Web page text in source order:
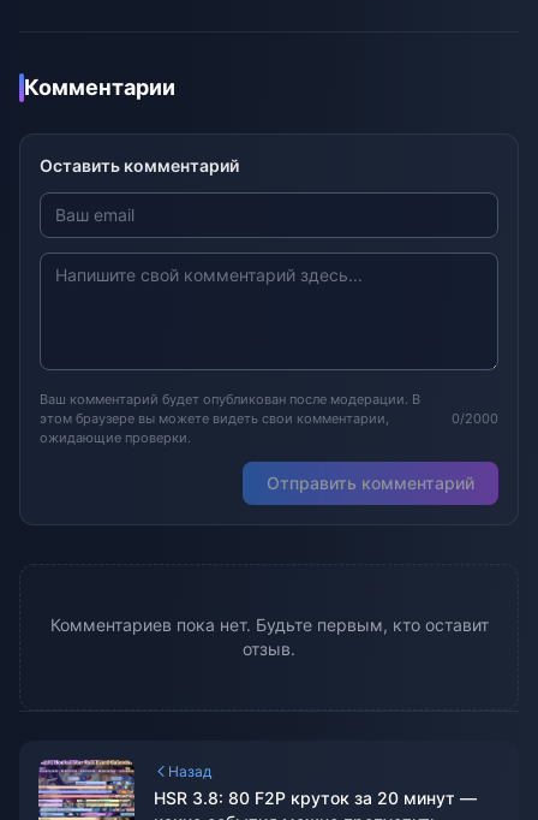
Комментарии
Оставить комментарий
Ваш комментарий будет опубликован после модерации. В
этом браузере вы можете видеть свои комментарии,
ожидающие проверки.
0/2000
Отправить комментарий
Комментариев пока нет. Будьте первым, кто оставит
отзыв.
Назад
HSR 3.8: 80 F2P круток за 20 минут —